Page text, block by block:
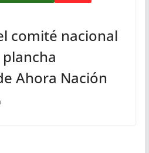
comité nacional
Ahora Nación